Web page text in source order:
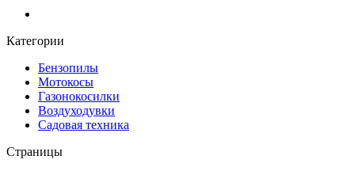
Категории
Бензопилы
Мотокосы
Газонокосилки
Воздуходувки
Садовая техника
Страницы